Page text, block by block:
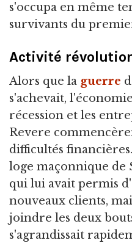
s'occupa en même
survivants du
Activité
Alors que la guerre
s'achevait,
récession et les
Revere
difficultés
loge maçonnique de
qui lui avait permis
nouveaux clients,
joindre les deux
s'agrandissait